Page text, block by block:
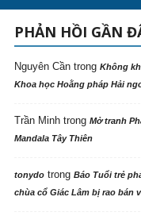
PHẢN HỒI GẦN
Nguyên Cầntrong Không
Khoa học Hoằng pháp Hải
Trần Minhtrong Mở tranh
Mandala Tây Thiên
tonydotrong Báo Tuổi trẻ
chùa cổ Giác Lâm bị rao bán